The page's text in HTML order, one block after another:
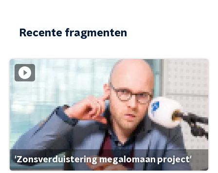
Recente fragmenten
'Zonsverduistering megalomaan project'